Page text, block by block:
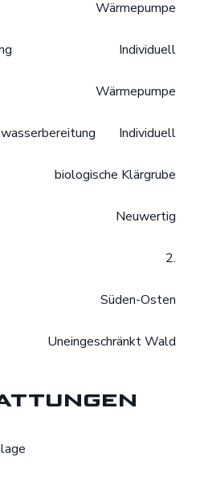
Wärmepumpe
Individuell
Wärmepumpe
Individuell
biologische Klärgrube
Neuwertig
2.
Süden-Osten
Uneingeschränkt Wald